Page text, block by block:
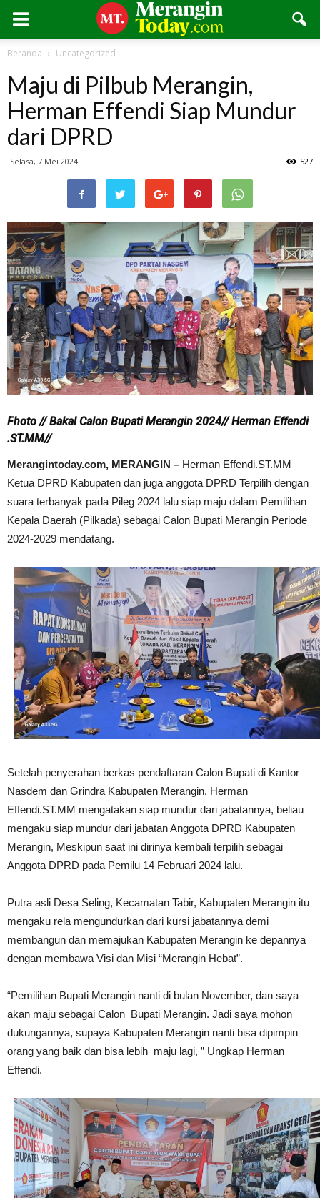
Beranda Uncategorized
Maju di Pilbub Merangin,
Herman Effendi Siap Mundur
dari DPRD
Selasa, 7 Mei 2024 527
Fhoto // Bakal Calon Bupati Merangin 2024// Herman Effendi
.ST.MM//
Merangintoday.com, MERANGIN – Herman Effendi.ST.MM
Ketua DPRD Kabupaten dan juga anggota DPRD Terpilih dengan
suara terbanyak pada Pileg 2024 lalu siap maju dalam Pemilihan
Kepala Daerah (Pilkada) sebagai Calon Bupati Merangin Periode
2024-2029 mendatang.
Setelah penyerahan berkas pendaftaran Calon Bupati di Kantor
Nasdem dan Grindra Kabupaten Merangin, Herman
Effendi.ST.MM mengatakan siap mundur dari jabatannya, beliau
mengaku siap mundur dari jabatan Anggota DPRD Kabupaten
Merangin, Meskipun saat ini dirinya kembali terpilih sebagai
Anggota DPRD pada Pemilu 14 Februari 2024 lalu.
Putra asli Desa Seling, Kecamatan Tabir, Kabupaten Merangin itu
mengaku rela mengundurkan dari kursi jabatannya demi
membangun dan memajukan Kabupaten Merangin ke depannya
dengan membawa Visi dan Misi “Merangin Hebat”.
“Pemilihan Bupati Merangin nanti di bulan November, dan saya
akan maju sebagai Calon Bupati Merangin. Jadi saya mohon
dukungannya, supaya Kabupaten Merangin nanti bisa dipimpin
orang yang baik dan bisa lebih maju lagi, ” Ungkap Herman
Effendi.